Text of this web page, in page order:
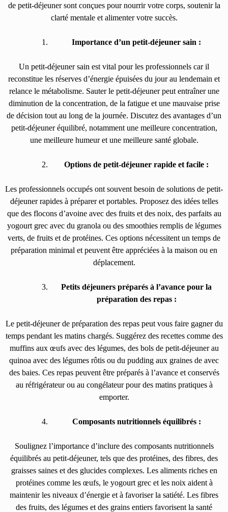
de petit-déjeuner sont conçues pour nourrir votre corps, soutenir la
clarté mentale et alimenter votre succès.
Importance d’un petit-déjeuner sain :
Un petit-déjeuner sain est vital pour les professionnels car il
reconstitue les réserves d’énergie épuisées du jour au lendemain et
relance le métabolisme. Sauter le petit-déjeuner peut entraîner une
diminution de la concentration, de la fatigue et une mauvaise prise
de décision tout au long de la journée. Discutez des avantages d’un
petit-déjeuner équilibré, notamment une meilleure concentration,
une meilleure humeur et une meilleure santé globale.
Options de petit-déjeuner rapide et facile :
Les professionnels occupés ont souvent besoin de solutions de petit-
déjeuner rapides à préparer et portables. Proposez des idées telles
que des flocons d’avoine avec des fruits et des noix, des parfaits au
yogourt grec avec du granola ou des smoothies remplis de légumes
verts, de fruits et de protéines. Ces options nécessitent un temps de
préparation minimal et peuvent être appréciées à la maison ou en
déplacement.
Petits déjeuners préparés à l’avance pour la
préparation des repas :
Le petit-déjeuner de préparation des repas peut vous faire gagner du
temps pendant les matins chargés. Suggérez des recettes comme des
muffins aux œufs avec des légumes, des bols de petit-déjeuner au
quinoa avec des légumes rôtis ou du pudding aux graines de avec
des baies. Ces repas peuvent être préparés à l’avance et conservés
au réfrigérateur ou au congélateur pour des matins pratiques à
emporter.
Composants nutritionnels équilibrés :
Soulignez l’importance d’inclure des composants nutritionnels
équilibrés au petit-déjeuner, tels que des protéines, des fibres, des
graisses saines et des glucides complexes. Les aliments riches en
protéines comme les œufs, le yogourt grec et les noix aident à
maintenir les niveaux d’énergie et à favoriser la satiété. Les fibres
des fruits, des légumes et des grains entiers favorisent la santé